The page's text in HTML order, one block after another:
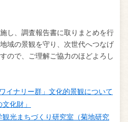
し、調査報告書に取りまとめを行
域の景観を守り、次世代へつなげ
ので、ご理解ご協力のほどよろし
イナリー群」文化的景観について
化財」
光まちづくり研究室（菊地研究